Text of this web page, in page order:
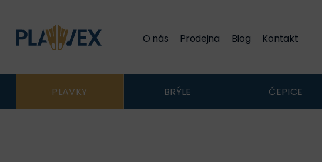
O nás Prodejna Blog Kontakt
PLAVKY BRÝLE ČEPICE